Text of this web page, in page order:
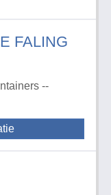
FALING
--